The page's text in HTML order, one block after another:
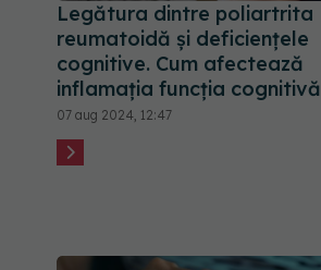
Legătura dintre poliartrita
reumatoidă și deficiențele
cognitive. Cum afectează
inflamația funcția cognitivă
07 aug 2024, 12:47